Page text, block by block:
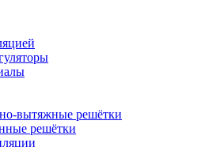
вытяжные решётки
решётки